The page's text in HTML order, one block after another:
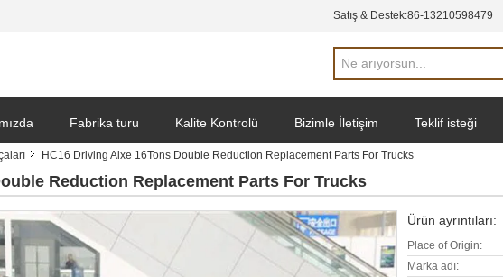
Satış & Destek:86-13210598479
Fabrika turu Kalite Kontrolü Bizimle İletişim Teklif isteği
HC16 Driving Alxe 16Tons Double Reduction Replacement Parts For Trucks
Reduction Replacement Parts For Trucks
Ürün ayrıntıları:
Place of Origin:
Marka adı: